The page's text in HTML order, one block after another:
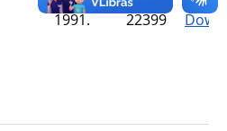
1991. 22399